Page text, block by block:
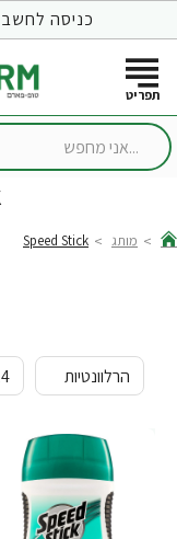
כניסה
...אני
מותג Speed Stick